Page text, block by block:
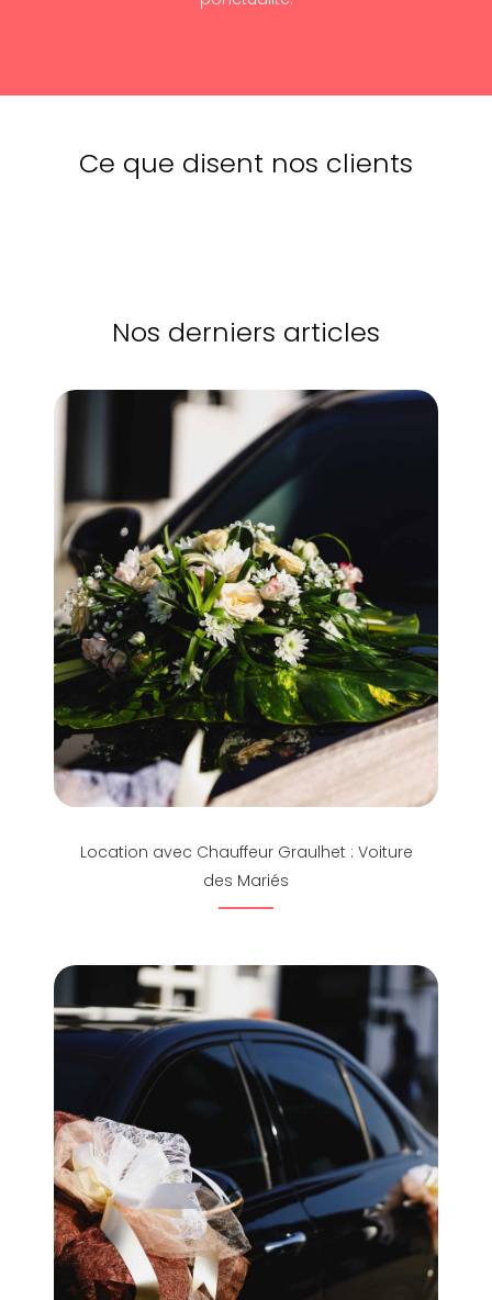
Ce que disent nos clients
Nos derniers articles
Location avec Chauffeur Graulhet : Voiture
des Mariés